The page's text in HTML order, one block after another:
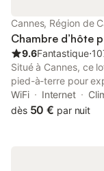
Cannes, Région de
Chambre d’hôte
9.6Fantastique⋅
Situé à Cannes, ce
pied-à-terre pour
dispose de
garantissant un
WiFi Internet
dès 50 € par nuit